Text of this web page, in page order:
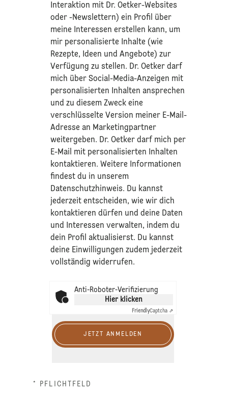
Interaktion mit Dr. Oetker-Websites
oder -Newslettern) ein Profil über
meine Interessen erstellen kann, um
mir personalisierte Inhalte (wie
Rezepte, Ideen und Angebote) zur
Verfügung zu stellen. Dr. Oetker darf
mich über Social-Media-Anzeigen mit
personalisierten Inhalten ansprechen
und zu diesem Zweck eine
verschlüsselte Version meiner E-Mail-
Adresse an Marketingpartner
weitergeben. Dr. Oetker darf mich per
E-Mail mit personalisierten Inhalten
kontaktieren. Weitere Informationen
findest du in unserem
Datenschutzhinweis. Du kannst
jederzeit entscheiden, wie wir dich
kontaktieren dürfen und deine Daten
und Interessen verwalten, indem du
dein Profil aktualisierst. Du kannst
deine Einwilligungen zudem jederzeit
vollständig widerrufen.
Anti-Roboter-Verifizierung
Hier klicken
FriendlyCaptcha ⇗
JETZT ANMELDEN
* PFLICHTFELD